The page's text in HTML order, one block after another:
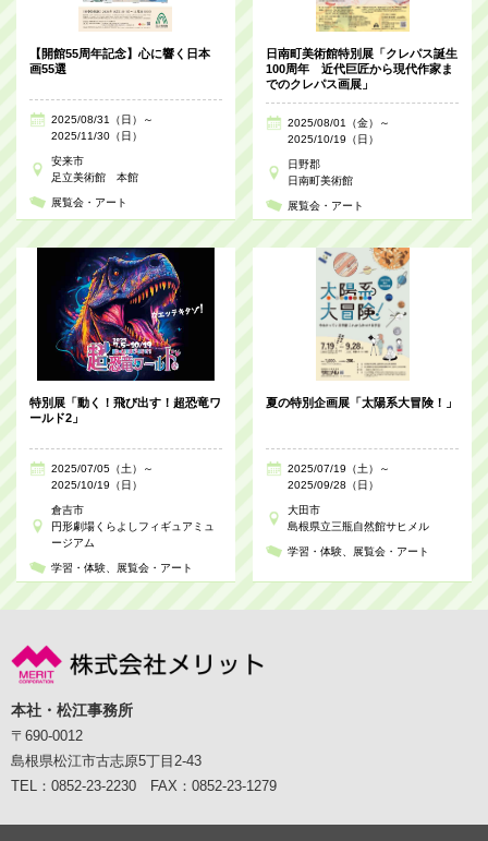
【開館55周年記念】心に響く日本
画55選
2025/08/31（日）～
2025/11/30（日）
安来市
足立美術館 本館
展覧会・アート
日南町美術館特別展「クレパス誕生
100周年 近代巨匠から現代作家ま
でのクレパス画展」
2025/08/01（金）～
2025/10/19（日）
日野郡
日南町美術館
展覧会・アート
特別展「動く！飛び出す！超恐竜ワ
ールド2」
2025/07/05（土）～
2025/10/19（日）
倉吉市
円形劇場くらよしフィギュアミュ
ージアム
学習・体験 展覧会・アート
夏の特別企画展「太陽系大冒険！」
2025/07/19（土）～
2025/09/28（日）
大田市
島根県立三瓶自然館サヒメル
学習・体験 展覧会・アート
本社・松江事務所
〒690-0012
島根県松江市古志原5丁目2-43
TEL：0852-23-2230 FAX：0852-23-1279